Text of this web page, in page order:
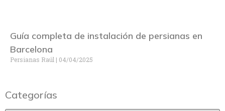
Guía completa de instalación de persianas en
Barcelona
Persianas Raúl 04/04/2025
Categorías